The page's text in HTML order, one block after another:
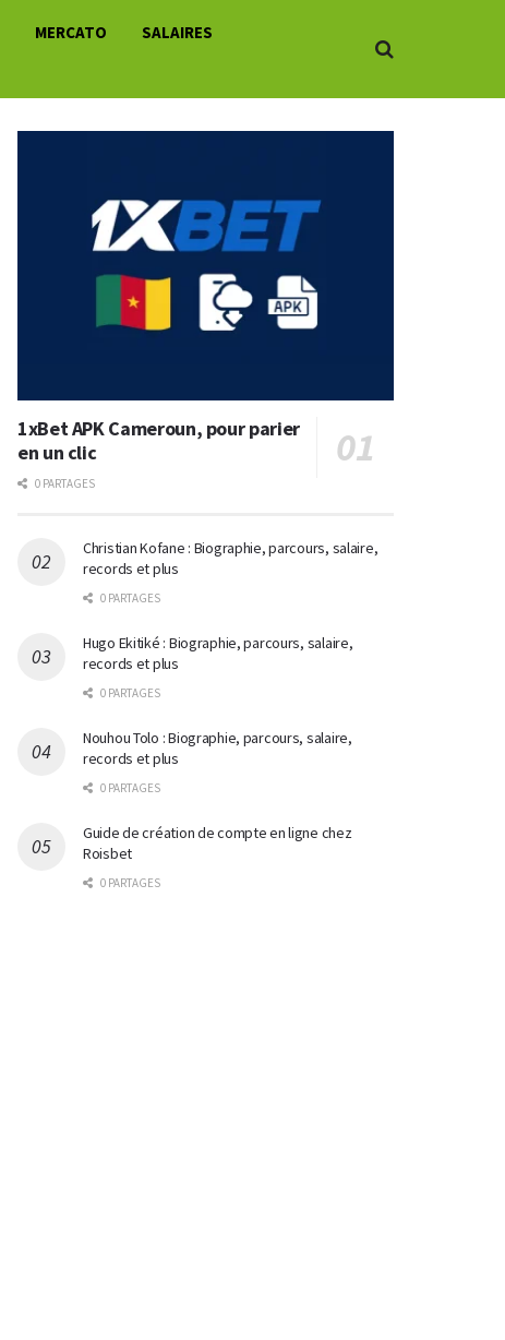
MERCATO
SALAIRES
1xBet APK Cameroun, pour parier
en un clic
0 PARTAGES
Christian Kofane : Biographie, parcours, salaire,
records et plus
0 PARTAGES
Hugo Ekitiké : Biographie, parcours, salaire,
records et plus
0 PARTAGES
Nouhou Tolo : Biographie, parcours, salaire,
records et plus
0 PARTAGES
Guide de création de compte en ligne chez
Roisbet
0 PARTAGES